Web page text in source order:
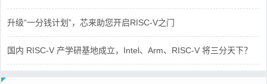
升级“一分钱计划”，芯来助您开启RISC-V之门
国内 RISC-V 产学研基地成立，Intel、Arm、RISC-V 将三分天下？